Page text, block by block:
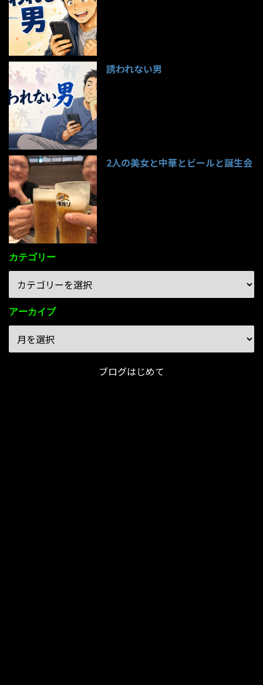
誘われない男
2人の美女と中華とビールと誕生会
カテゴリー
アーカイブ
ブログはじめて